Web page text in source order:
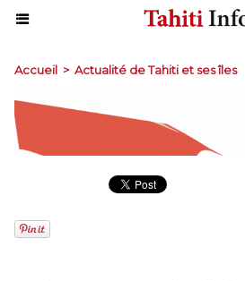
Accueil > Actualité de Tahiti et ses îles